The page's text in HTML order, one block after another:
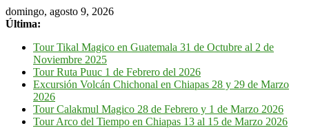
domingo, agosto 9, 2026
Última:
Tour Tikal Magico en Guatemala 31 de Octubre al 2 de
Noviembre 2025
Tour Ruta Puuc 1 de Febrero del 2026
Excursión Volcán Chichonal en Chiapas 28 y 29 de Marzo
2026
Tour Calakmul Magico 28 de Febrero y 1 de Marzo 2026
Tour Arco del Tiempo en Chiapas 13 al 15 de Marzo 2026